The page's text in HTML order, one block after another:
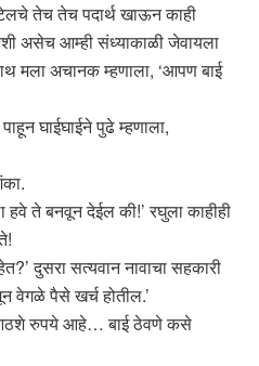
तेच तेच पदार्थ खाऊन काही
असेच आम्ही संध्याकाळी जेवायला
मला अचानक म्हणाला, ‘आपण बाई
घाईघाईने पुढे म्हणाला,
हवे ते बनवून देईल की!’ रघुला काहीही
दुसरा सत्यवान नावाचा सहकारी
वेगळे पैसे खर्च होतील.’
रुपये आहे… बाई ठेवणे कसे